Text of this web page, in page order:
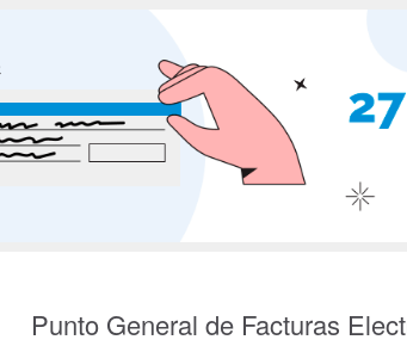
Punto General de Facturas